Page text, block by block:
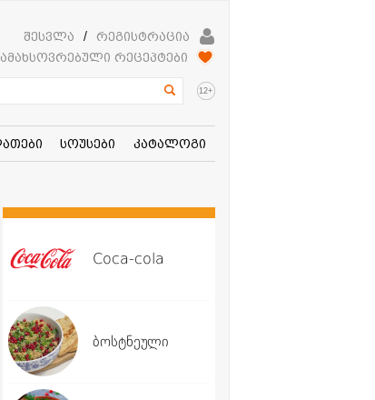
შესვლა /
რეგისტრაცია
რეცეპტები
12+
სოუსები კატალოგი
Coca-cola
ბოსტნეული